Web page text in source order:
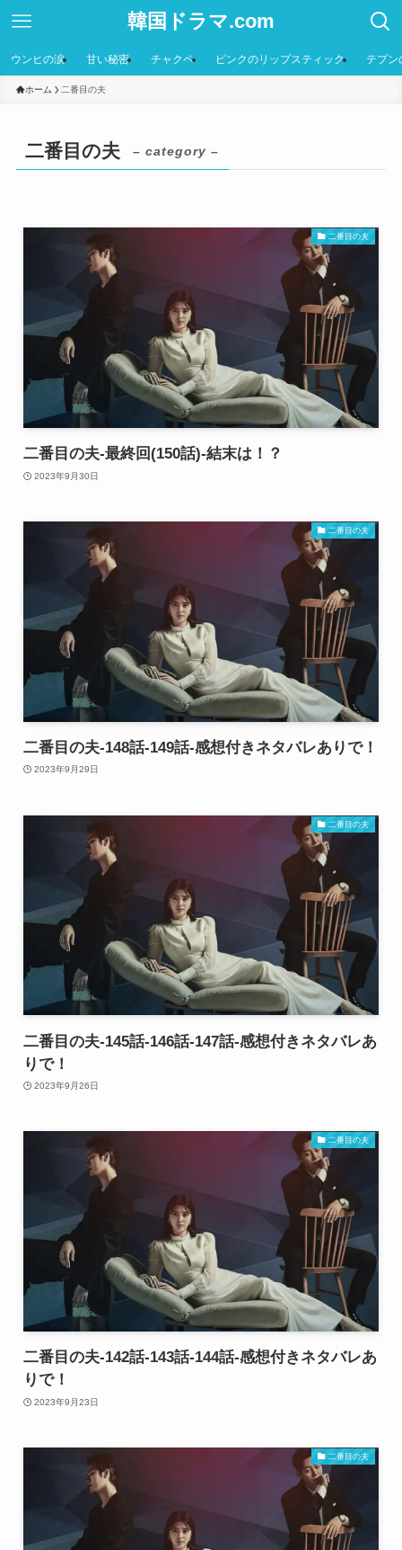
韓国ドラマ.com
ウンヒの涙 甘い秘密 チャクペ ピンクのリップスティック テプン
ホーム 二番目の夫
二番目の夫 – category –
二番目の夫
二番目の夫-最終回(150話)-結末は！？
2023年9月30日
二番目の夫
二番目の夫-148話-149話-感想付きネタバレありで！
2023年9月29日
二番目の夫
二番目の夫-145話-146話-147話-感想付きネタバレあ
りで！
2023年9月26日
二番目の夫
二番目の夫-142話-143話-144話-感想付きネタバレあ
りで！
2023年9月23日
二番目の夫